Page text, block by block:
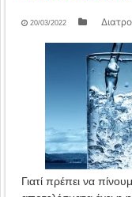
20/03/2022
Γιατί πρέπει να